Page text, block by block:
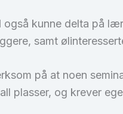
også kunne delta på
samt
på at noen
plasser, og krever